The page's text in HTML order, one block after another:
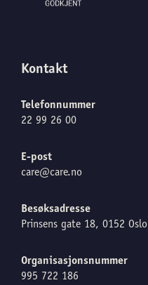
Kontakt
Telefonnummer
22 99 26 00
E-post
care@care.no
Besøksadresse
Prinsens gate 18, 0152 Oslo
Organisasjonsnummer
995 722 186